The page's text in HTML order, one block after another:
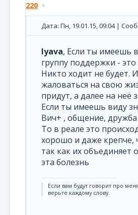
220
Дата: Пн, 19.01.15, 09:04 |
lyava, Если ты имеешь
группу поддержки - это
Никто ходит не будет. И
жаловаться на свою
придут, а далее на неё
Если ты имеешь виду
Вич+ , общение, дружба
То в реале это
хорошо и даже крепче,
так как их объединяет
эта болезнь
Если вам будут говорит про
верьте каждому слову.